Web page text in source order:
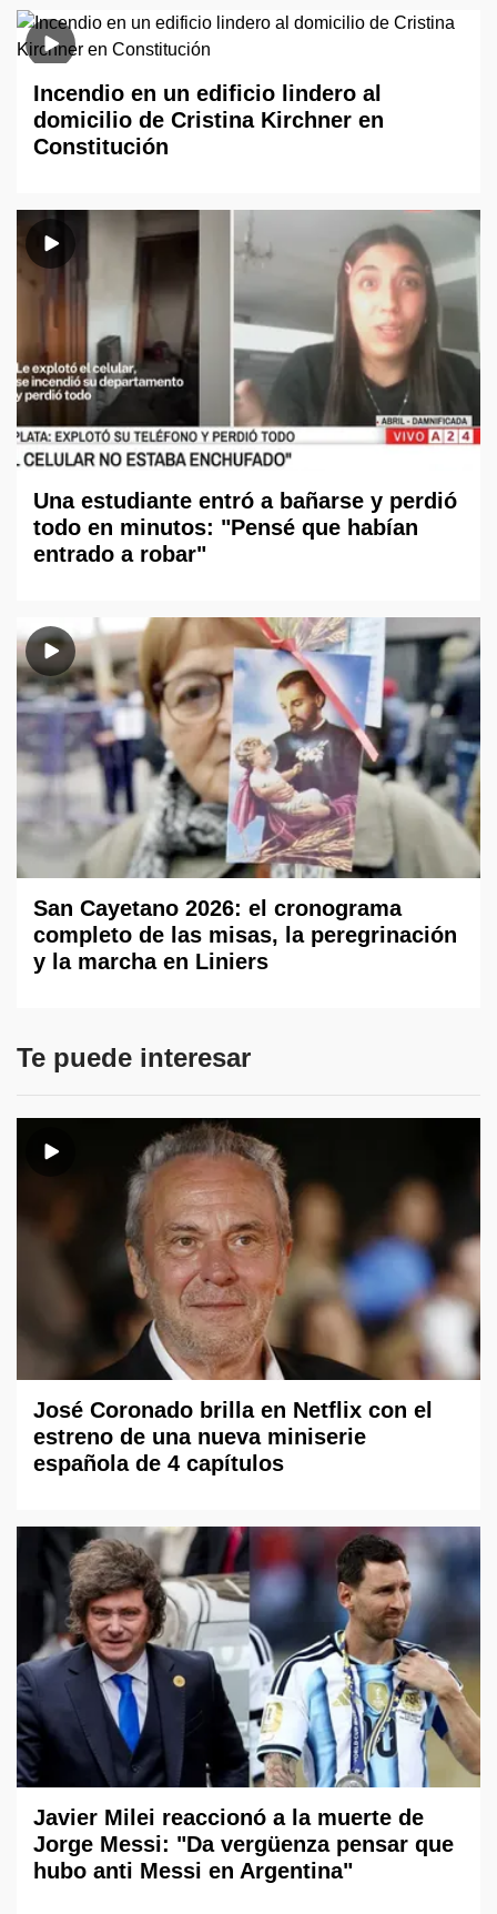
Incendio en un edificio lindero al
domicilio de Cristina Kirchner en
Constitución
Una estudiante entró a bañarse y perdió
todo en minutos: "Pensé que habían
entrado a robar"
San Cayetano 2026: el cronograma
completo de las misas, la peregrinación
y la marcha en Liniers
Te puede interesar
José Coronado brilla en Netflix con el
estreno de una nueva miniserie
española de 4 capítulos
Javier Milei reaccionó a la muerte de
Jorge Messi: "Da vergüenza pensar que
hubo anti Messi en Argentina"